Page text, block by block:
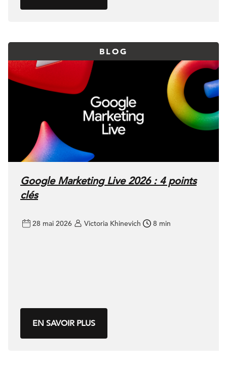
BLOG
Google Marketing Live 2026 : 4 points
clés
28 mai 2026 Victoria Khinevich 8 min
EN SAVOIR PLUS